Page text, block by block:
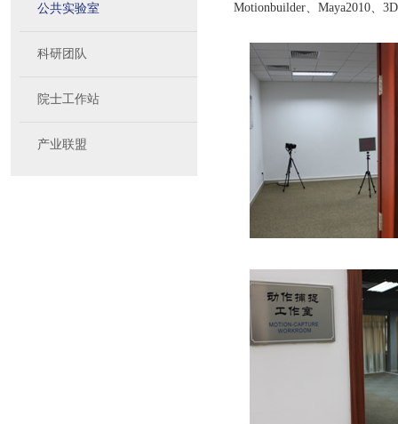
公共实验室
科研团队
院士工作站
产业联盟
Motionbuilder、Maya2010、